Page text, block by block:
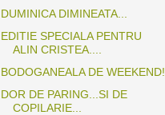
DUMINICA DIMINEATA...
EDITIE SPECIALA PENTRU
ALIN CRISTEA....
BODOGANEALA DE WEEKEND!
DOR DE PARING...SI DE
COPILARIE...